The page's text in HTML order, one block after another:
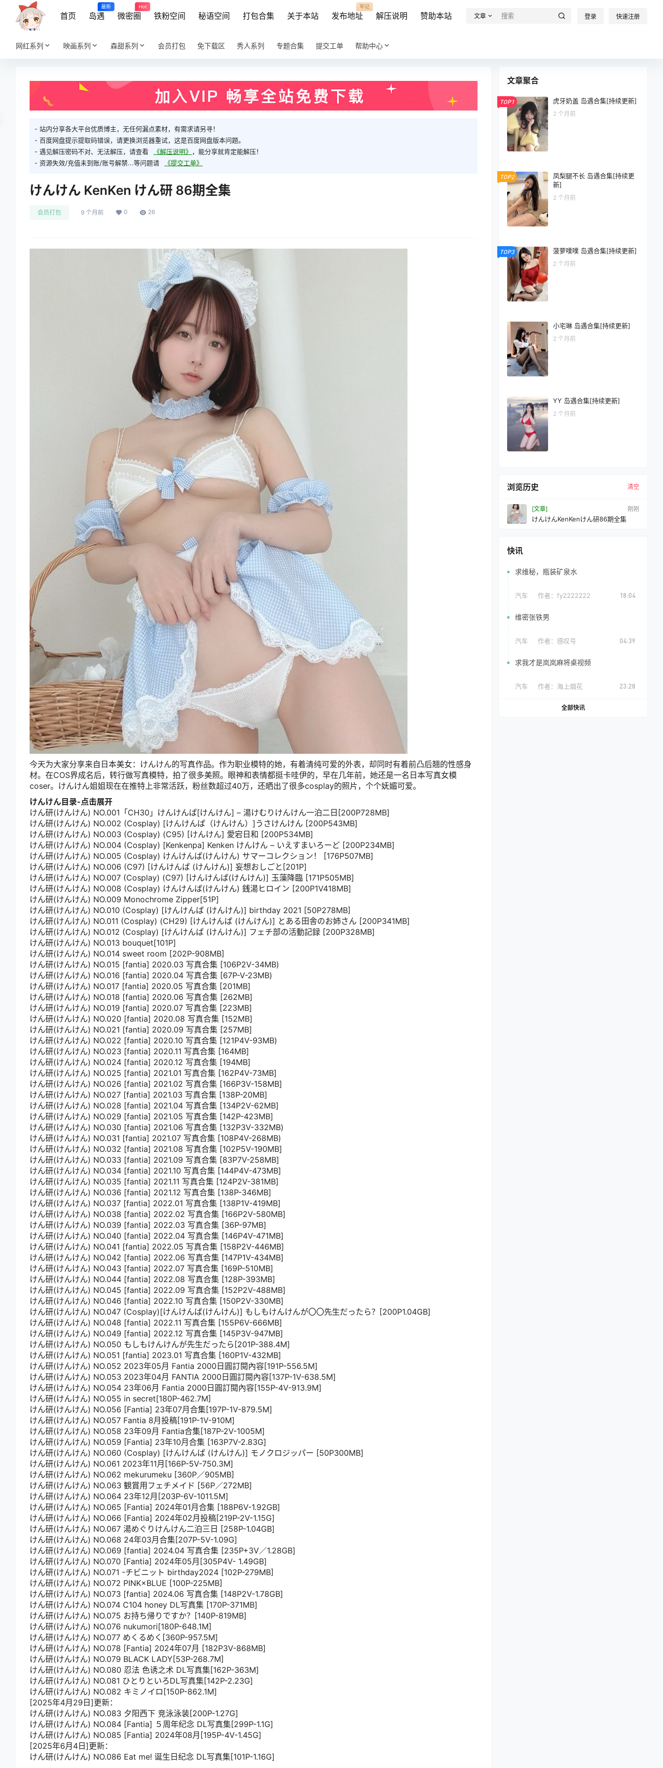
首页 岛遇
最新
微密圈
Hot
铁粉空间 秘语空间 打包合集 关于本站 发布地址
牢记
解压说明 赞助本站 文章 登录 快速注册
网红系列 映画系列 森甜系列 会员打包 免下载区 秀人系列 专题合集 提交工单 帮助中心
- 站内分享各大平台优质博主，无任何漏点素材，有需求请另寻！
- 百度网盘提示提取码错误，请更换浏览器重试，这是百度网盘版本问题。
- 遇见解压密码不对、无法解压，请查看
《解压说明》 ，能分享就肯定能解压！
- 资源失效/充值未到账/账号解禁...等问题请
《提交工单》
けんけん KenKen けん研 86期全集
会员打包 9 个月前 0 26
今天为大家分享来自日本美女：けんけん的写真作品。作为职业模特的她，有着清纯可爱的外表，却同时有着前凸后翘的性感身
材。在COS界成名后，转行做写真模特，拍了很多美照。眼神和表情都挺卡哇伊的，早在几年前，她还是一名日本写真女模
coser。けんけん姐姐现在在推特上非常活跃，粉丝数超过40万，还晒出了很多cosplay的照片，个个妩媚可爱。
けんけん目录-点击展开
けん研(けんけん) NO.001「CH30」けんけんぱ[けんけん] – 湯けむりけんけん一泊二日[200P728MB]
けん研(けんけん) NO.002 (Cosplay) [けんけんぱ（けんけん）]うさけんけん [200P543MB]
けん研(けんけん) NO.003 (Cosplay) (C95) [けんけん] 愛宕日和 [200P534MB]
けん研(けんけん) NO.004 (Cosplay) [Kenkenpa] Kenken けんけん – いえすまいろーど [200P234MB]
けん研(けんけん) NO.005 (Cosplay) けんけんぱ(けんけん) サマーコレクション！ [176P507MB]
けん研(けんけん) NO.006 (C97) [けんけんぱ (けんけん)] 妄想おしごと[201P]
けん研(けんけん) NO.007 (Cosplay) (C97) [けんけんぱ(けんけん)] 玉藻降臨 [171P505MB]
けん研(けんけん) NO.008 (Cosplay) けんけんぱ(けんけん) 銭湯ヒロイン [200P1V418MB]
けん研(けんけん) NO.009 Monochrome Zipper[51P]
けん研(けんけん) NO.010 (Cosplay) [けんけんぱ (けんけん)] birthday 2021 [50P278MB]
けん研(けんけん) NO.011 (Cosplay) (CH29) [けんけんぱ (けんけん)] とある田舎のお姉さん [200P341MB]
けん研(けんけん) NO.012 (Cosplay) [けんけんぱ (けんけん)] フェチ部の活動記録 [200P328MB]
けん研(けんけん) NO.013 bouquet[101P]
けん研(けんけん) NO.014 sweet room [202P-908MB]
けん研(けんけん) NO.015 [fantia] 2020.03 写真合集 [106P2V-34MB)
けん研(けんけん) NO.016 [fantia] 2020.04 写真合集 [67P-V-23MB)
けん研(けんけん) NO.017 [fantia] 2020.05 写真合集 [201MB]
けん研(けんけん) NO.018 [fantia] 2020.06 写真合集 [262MB]
けん研(けんけん) NO.019 [fantia] 2020.07 写真合集 [223MB]
けん研(けんけん) NO.020 [fantia] 2020.08 写真合集 [152MB]
けん研(けんけん) NO.021 [fantia] 2020.09 写真合集 [257MB]
けん研(けんけん) NO.022 [fantia] 2020.10 写真合集 [121P4V-93MB)
けん研(けんけん) NO.023 [fantia] 2020.11 写真合集 [164MB]
けん研(けんけん) NO.024 [fantia] 2020.12 写真合集 [194MB]
けん研(けんけん) NO.025 [fantia] 2021.01 写真合集 [162P4V-73MB]
けん研(けんけん) NO.026 [fantia] 2021.02 写真合集 [166P3V-158MB]
けん研(けんけん) NO.027 [fantia] 2021.03 写真合集 [138P-20MB]
けん研(けんけん) NO.028 [fantia] 2021.04 写真合集 [134P2V-62MB]
けん研(けんけん) NO.029 [fantia] 2021.05 写真合集 [142P-423MB]
けん研(けんけん) NO.030 [fantia] 2021.06 写真合集 [132P3V-332MB)
けん研(けんけん) NO.031 [fantia] 2021.07 写真合集 [108P4V-268MB)
けん研(けんけん) NO.032 [fantia] 2021.08 写真合集 [102P5V-190MB]
けん研(けんけん) NO.033 [fantia] 2021.09 写真合集 [83P7V-258MB]
けん研(けんけん) NO.034 [fantia] 2021.10 写真合集 [144P4V-473MB]
けん研(けんけん) NO.035 [fantia] 2021.11 写真合集 [124P2V-381MB]
けん研(けんけん) NO.036 [fantia] 2021.12 写真合集 [138P-346MB]
けん研(けんけん) NO.037 [fantia] 2022.01 写真合集 [138P1V-419MB]
けん研(けんけん) NO.038 [fantia] 2022.02 写真合集 [166P2V-580MB]
けん研(けんけん) NO.039 [fantia] 2022.03 写真合集 [36P-97MB]
けん研(けんけん) NO.040 [fantia] 2022.04 写真合集 [146P4V-471MB]
けん研(けんけん) NO.041 [fantia] 2022.05 写真合集 [158P2V-446MB]
けん研(けんけん) NO.042 [fantia] 2022.06 写真合集 [147P1V-434MB]
けん研(けんけん) NO.043 [fantia] 2022.07 写真合集 [169P-510MB]
けん研(けんけん) NO.044 [fantia] 2022.08 写真合集 [128P-393MB]
けん研(けんけん) NO.045 [fantia] 2022.09 写真合集 [152P2V-488MB]
けん研(けんけん) NO.046 [fantia] 2022.10 写真合集 [150P2V-330MB]
けん研(けんけん) NO.047 (Cosplay)[けんけんぱ(けんけん)] もしもけんけんが〇〇先生だったら？[200P1.04GB]
けん研(けんけん) NO.048 [fantia] 2022.11 写真合集 [155P6V-666MB]
けん研(けんけん) NO.049 [fantia] 2022.12 写真合集 [145P3V-947MB]
けん研(けんけん) NO.050 もしもけんけんが先生だったら[201P-388.4M]
けん研(けんけん) NO.051 [fantia] 2023.01 写真合集 [160P1V-432MB]
けん研(けんけん) NO.052 2023年05月 Fantia 2000日圓訂閱內容[191P-556.5M]
けん研(けんけん) NO.053 2023年04月 FANTIA 2000日圓訂閱內容[137P-1V-638.5M]
けん研(けんけん) NO.054 23年06月 Fantia 2000日圓訂閱內容[155P-4V-913.9M]
けん研(けんけん) NO.055 in secret[180P-462.7M]
けん研(けんけん) NO.056 [Fantia] 23年07月合集[197P-1V-879.5M]
けん研(けんけん) NO.057 Fantia 8月投稿[191P-1V-910M]
けん研(けんけん) NO.058 23年09月 Fantia合集[187P-2V-1005M]
けん研(けんけん) NO.059 [Fantia] 23年10月合集 [163P7V-2.83G]
けん研(けんけん) NO.060 (Cosplay) [けんけんぱ (けんけん)] モノクロジッパー [50P300MB]
けん研(けんけん) NO.061 2023年11月[166P-5V-750.3M]
けん研(けんけん) NO.062 mekurumeku [360P／905MB]
けん研(けんけん) NO.063 観賞用フェチメイド [56P／272MB]
けん研(けんけん) NO.064 23年12月[203P-6V-1011.5M]
けん研(けんけん) NO.065 [Fantia] 2024年01月合集 [188P6V-1.92GB]
けん研(けんけん) NO.066 [Fantia] 2024年02月投稿[219P-2V-1.15G]
けん研(けんけん) NO.067 湯めぐりけんけん二泊三日 [258P-1.04GB]
けん研(けんけん) NO.068 24年03月合集[207P-5V-1.09G]
けん研(けんけん) NO.069 [fantia] 2024.04 写真合集 [235P+3V／1.28GB]
けん研(けんけん) NO.070 [Fantia] 2024年05月[305P4V- 1.49GB]
けん研(けんけん) NO.071 -チビニット birthday2024 [102P-279MB]
けん研(けんけん) NO.072 PINK×BLUE [100P-225MB]
けん研(けんけん) NO.073 [fantia] 2024.06 写真合集 [148P2V-1.78GB]
けん研(けんけん) NO.074 C104 honey DL写真集 [170P-371MB]
けん研(けんけん) NO.075 お持ち帰りですか？[140P-819MB]
けん研(けんけん) NO.076 nukumori[180P-648.1M]
けん研(けんけん) NO.077 めくるめく[360P-957.5M]
けん研(けんけん) NO.078 [Fantia] 2024年07月 [182P3V-868MB]
けん研(けんけん) NO.079 BLACK LADY[53P-268.7M]
けん研(けんけん) NO.080 忍法 色诱之术 DL写真集[162P-363M]
けん研(けんけん) NO.081 ひとりといろDL写真集[142P-2.23G]
けん研(けんけん) NO.082 キミノイロ[150P-862.1M]
[2025年4月29日]更新：
けん研(けんけん) NO.083 夕阳西下 竞泳泳装[200P-1.27G]
けん研(けんけん) NO.084 [Fantia] ５周年纪念 DL写真集[299P-1.1G]
けん研(けんけん) NO.085 [Fantia] 2024年08月[195P-4V-1.45G]
[2025年6月4日]更新：
けん研(けんけん) NO.086 Eat me! 诞生日纪念 DL写真集[101P-1.16G]
文章聚合
TOP1 虎牙奶盖 岛遇合集[持续更新]
2 个月前
TOP2
凤梨腿不长 岛遇合集[持续更
新]
2 个月前
TOP3 菠萝噗噗 岛遇合集[持续更新]
2 个月前
小宅琳 岛遇合集[持续更新]
2 个月前
YY 岛遇合集[持续更新]
2 个月前
浏览历史 清空
[文章] 刚刚
けんけんKenKenけん研86期全集
快讯
求维秘，瓶装矿泉水
汽车 作者： fy2222222 18:04
维密张铁男
汽车 作者： 感叹号 04:39
求我才是岚岚麻将桌视频
汽车 作者： 海上烟花 23:28
全部快讯